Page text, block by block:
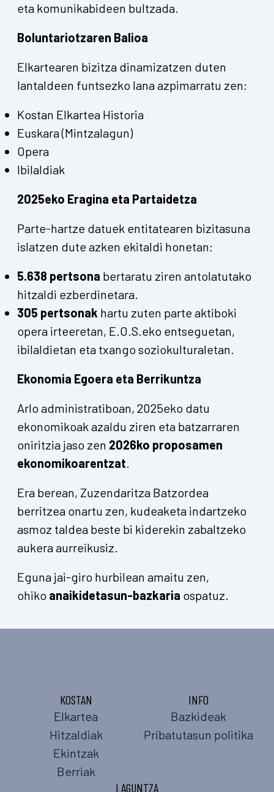
eta komunikabideen bultzada.
Boluntariotzaren Balioa
Elkartearen bizitza dinamizatzen duten
lantaldeen funtsezko lana azpimarratu zen:
Kostan Elkartea Historia
Euskara (Mintzalagun)
Opera
Ibilaldiak
2025eko Eragina eta Partaidetza
Parte-hartze datuek entitatearen bizitasuna
islatzen dute azken ekitaldi honetan:
5.638 pertsona bertaratu ziren antolatutako
hitzaldi ezberdinetara.
305 pertsonak hartu zuten parte aktiboki
opera irteeretan, E.O.S.eko entseguetan,
ibilaldietan eta txango soziokulturaletan.
Ekonomia Egoera eta Berrikuntza
Arlo administratiboan, 2025eko datu
ekonomikoak azaldu ziren eta batzarraren
oniritzia jaso zen 2026ko proposamen
ekonomikoarentzat
Era berean, Zuzendaritza Batzordea
berritzea onartu zen, kudeaketa indartzeko
asmoz taldea beste bi kiderekin zabaltzeko
aukera aurreikusiz.
Eguna jai-giro hurbilean amaitu zen,
ohiko anaikidetasun-bazkaria ospatuz.
KOSTAN
Elkartea
Hitzaldiak
Ekintzak
Berriak
INFO
Bazkideak
Pribatutasun politika
LAGUNTZA